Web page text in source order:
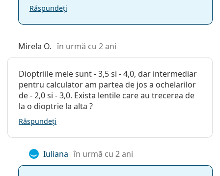
Frequency 55 Aspheric
Clear All-Day
Cele mai bine vândute cu o soluție pentru lentile
Multi-Purpose 360 ml cu suport
Acesta este un dispozitiv medical. Citiți instrucțiunile
înainte de utilizare.
Răspundeți
Mirela O. în urmă cu 2 ani
Dioptriile mele sunt - 3,5 si - 4,0, dar intermediar
pentru calculator am partea de jos a ochelarilor
de - 2,0 si - 3,0. Exista lentile care au trecerea de
la o dioptrie la alta ?
Răspundeți
Iuliana în urmă cu 2 ani